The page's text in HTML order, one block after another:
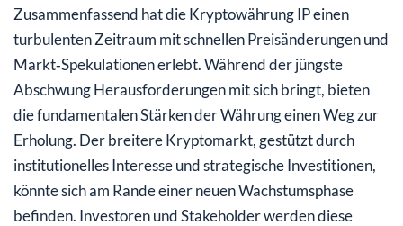
Zusammenfassend hat die Kryptowährung IP einen
turbulenten Zeitraum mit schnellen Preisänderungen und
Markt‑Spekulationen erlebt. Während der jüngste
Abschwung Herausforderungen mit sich bringt, bieten
die fundamentalen Stärken der Währung einen Weg zur
Erholung. Der breitere Kryptomarkt, gestützt durch
institutionelles Interesse und strategische Investitionen,
könnte sich am Rande einer neuen Wachstumsphase
befinden. Investoren und Stakeholder werden diese